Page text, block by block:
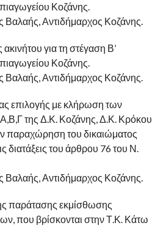
Κοζάνης.
Βαλαής, Αντιδήμαρχος Κοζάνης.
για τη στέγαση Β’
Κοζάνης.
Βαλαής, Αντιδήμαρχος Κοζάνης.
επιλογής με κλήρωση των
της Δ.Κ. Κοζάνης, Δ.Κ. Κρόκου
παραχώρηση του δικαιώματος
διατάξεις του άρθρου 76 του Ν.
Βαλαής, Αντιδήμαρχος Κοζάνης.
παράτασης εκμίσθωσης
που βρίσκονται στην Τ.Κ. Κάτω